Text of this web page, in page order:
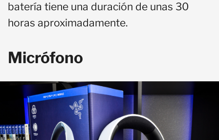
batería tiene una duración de unas 30
horas aproximadamente.
Micrófono